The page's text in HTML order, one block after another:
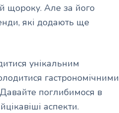
щороку. Але за його
які додають ще
унікальним
гастрономічними
поглибимося в
аспекти.